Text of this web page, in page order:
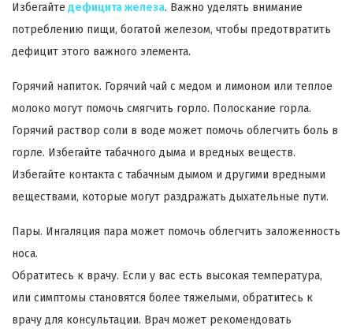
Избегайте дефицита железа. Важно уделять внимание
потреблению пищи, богатой железом, чтобы предотвратить
дефицит этого важного элемента.
Горячий напиток. Горячий чай с медом и лимоном или теплое
молоко могут помочь смягчить горло. Полоскание горла.
Горячий раствор соли в воде может помочь облегчить боль в
горле. Избегайте табачного дыма и вредных веществ.
Избегайте контакта с табачным дымом и другими вредными
веществами, которые могут раздражать дыхательные пути.
Пары. Ингаляция пара может помочь облегчить заложенность
носа.
Обратитесь к врачу. Если у вас есть высокая температура,
или симптомы становятся более тяжелыми, обратитесь к
врачу для консультации. Врач может рекомендовать